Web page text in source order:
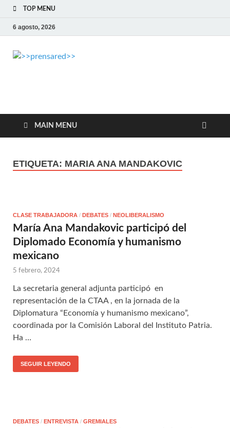
TOP MENU
6 agosto, 2026
MAIN MENU
ETIQUETA: MARIA ANA MANDAKOVIC
CLASE TRABAJADORA / DEBATES / NEOLIBERALISMO
María Ana Mandakovic participó del
Diplomado Economía y humanismo
mexicano
5 febrero, 2024
La secretaria general adjunta participó en
representación de la CTAA , en la jornada de la
Diplomatura “Economía y humanismo mexicano”,
coordinada por la Comisión Laboral del Instituto Patria.
Ha …
SEGUIR LEYENDO
DEBATES / ENTREVISTA / GREMIALES